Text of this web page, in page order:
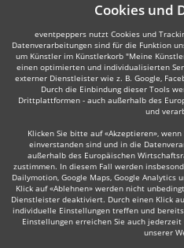
Cookies und
eventpeppers nutzt Cookies und
Datenverarbeitungen sind für die Funktion
um Künstler im Künstlerkorb "Meine
einen optimierten und individualisierten
externer Dienstleister wie z. B. Google,
Durch die Einbindung dieser Tools
Drittplattformen - auch außerhalb des
und
Klicken Sie bitte auf «Akzeptieren»,
einverstanden sind und in die
außerhalb des Europäischen
zustimmen. In diesem Fall werden
Dailymotion, Google Maps, Google Analytics
Klick auf «Ablehnen» werden nicht
Dienstleister deaktiviert. Durch einen Klick
individuelle Einstellungen treffen und
Einstellungen erreichen Sie auch
unserer